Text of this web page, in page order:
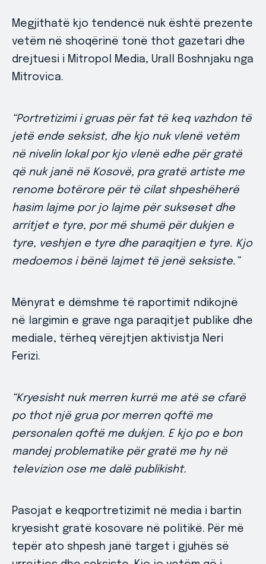
Megjithatë kjo tendencë nuk është prezente
vetëm në shoqërinë tonë thot gazetari dhe
drejtuesi i Mitropol Media, Urall Boshnjaku nga
Mitrovica.
“Portretizimi i gruas për fat të keq vazhdon të
jetë ende seksist, dhe kjo nuk vlenë vetëm
në nivelin lokal por kjo vlenë edhe për gratë
që nuk janë në Kosovë, pra gratë artiste me
renome botërore për të cilat shpeshëherë
hasim lajme por jo lajme për sukseset dhe
arritjet e tyre, por më shumë për dukjen e
tyre, veshjen e tyre dhe paraqitjen e tyre. Kjo
medoemos i bënë lajmet të jenë seksiste.”
Mënyrat e dëmshme të raportimit ndikojnë
në largimin e grave nga paraqitjet publike dhe
mediale, tërheq vërejtjen aktivistja Neri
Ferizi.
“Kryesisht nuk merren kurrë me atë se cfarë
po thot një grua por merren qoftë me
personalen qoftë me dukjen. E kjo po e bon
mandej problematike për gratë me hy në
televizion ose me dalë publikisht.
Pasojat e keqportretizimit në media i bartin
kryesisht gratë kosovare në politikë. Për më
tepër ato shpesh janë target i gjuhës së